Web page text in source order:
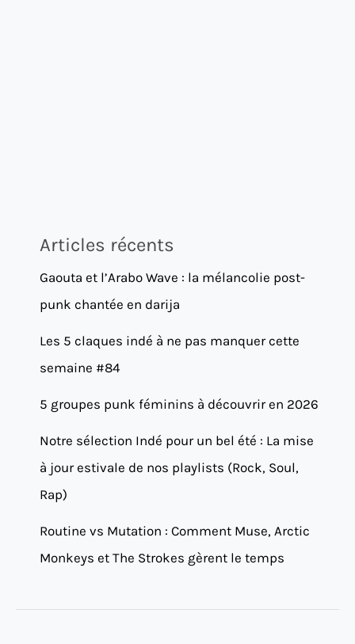
Articles récents
Gaouta et l’Arabo Wave : la mélancolie post-
punk chantée en darija
Les 5 claques indé à ne pas manquer cette
semaine #84
5 groupes punk féminins à découvrir en 2026
Notre sélection Indé pour un bel été : La mise
à jour estivale de nos playlists (Rock, Soul,
Rap)
Routine vs Mutation : Comment Muse, Arctic
Monkeys et The Strokes gèrent le temps